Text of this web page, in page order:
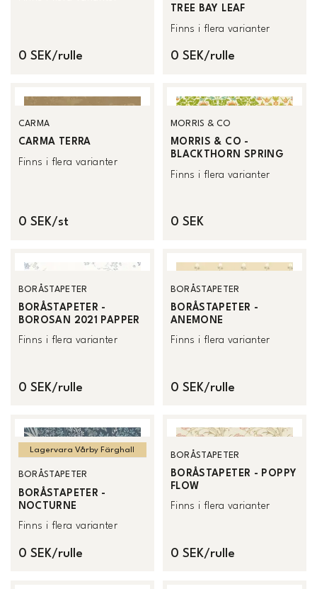
0 SEK/rulle
TREE BAY LEAF
Finns i flera varianter
0 SEK/rulle
CARMA
CARMA TERRA
Finns i flera varianter
0 SEK/st
MORRIS & CO
MORRIS & CO -
BLACKTHORN SPRING
Finns i flera varianter
0 SEK
BORÅSTAPETER
BORÅSTAPETER -
BOROSAN 2021 PAPPER
Finns i flera varianter
0 SEK/rulle
BORÅSTAPETER
BORÅSTAPETER -
ANEMONE
Finns i flera varianter
0 SEK/rulle
Lagervara Vårby Färghall
BORÅSTAPETER
BORÅSTAPETER -
NOCTURNE
Finns i flera varianter
0 SEK/rulle
BORÅSTAPETER
BORÅSTAPETER - POPPY
FLOW
Finns i flera varianter
0 SEK/rulle